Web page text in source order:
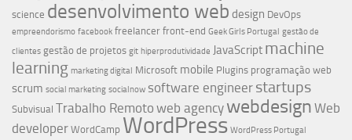
science desenvolvimento web design DevOps
empreendorismo facebook freelancer front-end Geek Girls Portugal gestão de
clientes gestão de projetos git hiperprodutividade JavaScript machine
learning marketing digital Microsoft mobile Plugins programação web
scrum social marketing socialnow software engineer startups
Subvisual Trabalho Remoto web agency webdesign Web
developer WordCamp WordPress WordPress Portugal